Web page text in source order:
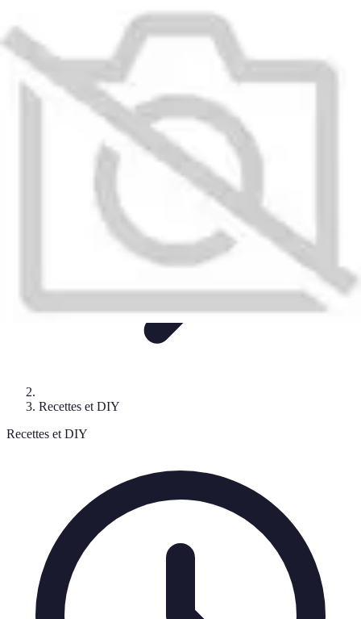
Santé et bien-être
Maison et Environnement
Produits Naturels
Recettes et DIY
Recettes et DIY